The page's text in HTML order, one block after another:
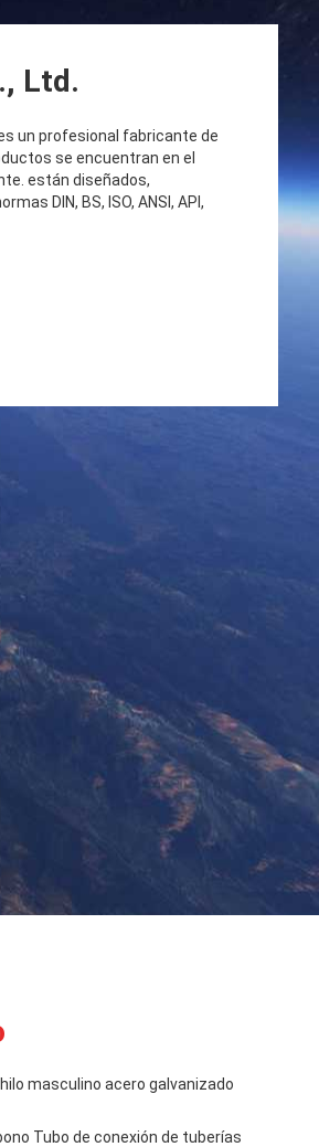
Ltd.
un profesional fabricante de
se encuentran en el
están diseñados,
DIN, BS, ISO, ANSI, API,
masculino acero galvanizado
Tubo de conexión de tuberías